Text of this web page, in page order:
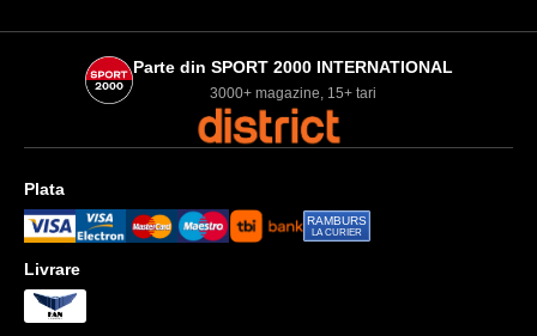
Parte din SPORT 2000 INTERNATIONAL
3000+ magazine, 15+ tari
Plata
RAMBURS
LA CURIER
Livrare